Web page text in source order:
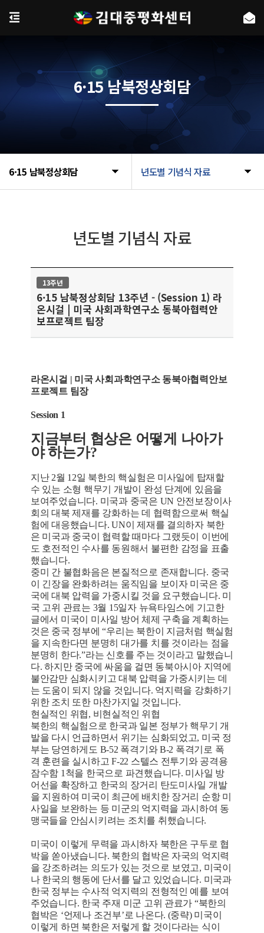
6·15 남북정상회담 년도별 기념식 자료
6·15 남북정상회담
년도별 기념식 자료
13주년
6·15 남북정상회담 13주년 - (Session 1) 라
온시걸 | 미국 사회과학연구소 동북아협력안
보프로젝트 팀장
라온시걸 | 미국 사회과학연구소 동북아협력안보
프로젝트 팀장
Session 1
지금부터 협상은 어떻게 나아가
야 하는가?
지난 2월 12일 북한의 핵실험은 미사일에 탑재할
수 있는 소형 핵무기 개발이 완성 단계에 있음을
보여주었습니다. 미국과 중국은 UN 안전보장이사
회의 대북 제재를 강화하는 데 협력함으로써 핵실
험에 대응했습니다. UN이 제재를 결의하자 북한
은 미국과 중국이 협력할 때마다 그랬듯이 이번에
도 호전적인 수사를 동원해서 불편한 감정을 표출
했습니다.
중미 간 불협화음은 본질적으로 존재합니다. 중국
이 긴장을 완화하려는 움직임을 보이자 미국은 중
국에 대북 압력을 가중시킬 것을 요구했습니다. 미
국 고위 관료는 3월 15일자 뉴욕타임스에 기고한
글에서 미국이 미사일 방어 체제 구축을 계획하는
것은 중국 정부에 “우리는 북한이 지금처럼 핵실험
을 지속한다면 분명히 대가를 치를 것이라는 점을
분명히 한다.”라는 신호를 주는 것이라고 말했습니
다. 하지만 중국에 싸움을 걸면 동북아시아 지역에
불안감만 심화시키고 대북 압력을 가중시키는 데
는 도움이 되지 않을 것입니다. 억지력을 강화하기
위한 조치 또한 마찬가지일 것입니다.
현실적인 위협, 비현실적인 위협
북한의 핵실험으로 한국과 일본 정부가 핵무기 개
발을 다시 언급하면서 위기는 심화되었고, 미국 정
부는 당연하게도 B-52 폭격기와 B-2 폭격기로 폭
격 훈련을 실시하고 F-22 스텔스 전투기와 공격용
잠수함 1척을 한국으로 파견했습니다. 미사일 방
어선을 확장하고 한국의 장거리 탄도미사일 개발
을 지원하여 미국이 최근에 배치한 장거리 순항 미
사일을 보완하는 등 미군의 억지력을 과시하여 동
맹국들을 안심시키려는 조치를 취했습니다.
미국이 이렇게 무력을 과시하자 북한은 구두로 협
박을 쏟아냈습니다. 북한의 협박은 자국의 억지력
을 강조하려는 의도가 있는 것으로 보였고, 미국이
나 한국의 행동에 단서를 달고 있었습니다. 미국과
한국 정부는 수사적 억지력의 전형적인 예를 보여
주었습니다. 한국 주재 미군 고위 관료가 “북한의
협박은 ‘언제나 조건부’로 나온다. (중략) 미국이
이렇게 하면 북한은 저렇게 할 것이다라는 식이